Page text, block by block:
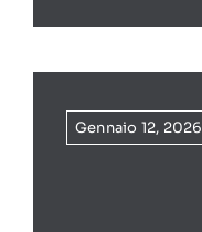
Gennaio 12, 2026